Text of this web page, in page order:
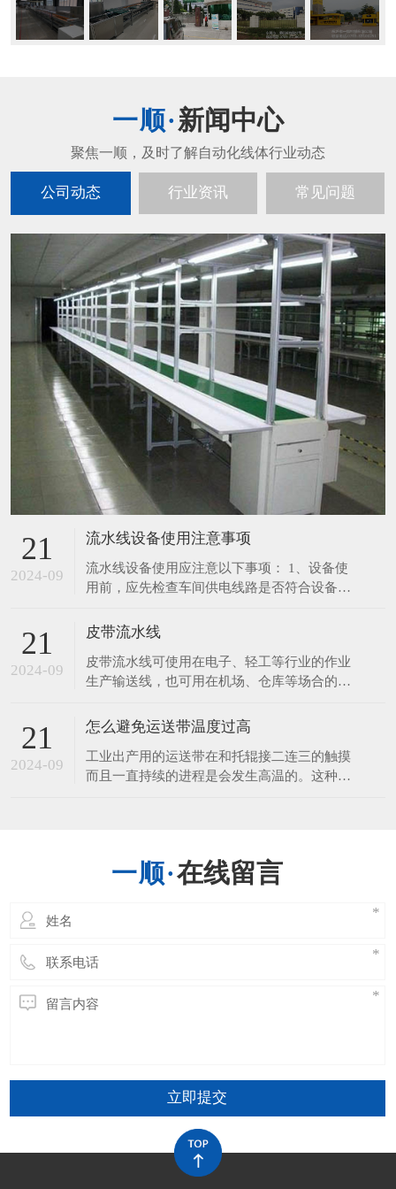
新闻中心
公司动态 行业资讯 常见问题
21
2024-09
流水线设备使用注意事项
流水线设备使用应注意以下事项： 1、设备使
用前，应先检查车间供电线路是否符合设备所
规定的相符。 2、定期检查各导线接通部份，
期检查各零部件的装配是否良好，紧固件有无
松动现象，机体内部有无其它异物声响。 4、
21
2024-09
皮带流水线
皮带流水线可使用在电子、轻工等行业的作业
生产输送线，也可用在机场、仓库等场合的物
户指定生产。 采用无级调速装置，输送速度
0.5～12m/min.可按客户指定调速范围生产。
生产用皮带线有长条工作台和独立工作台,线
体标准配置有置物台,照明,插座,工艺看板,
21
2024-09
怎么避免运送带温度过高
工业出产用的运送带在和托辊接二连三的触摸
而且一直持续的进程是会发生高温的。这种较
的，环境的不一样也有限制，运送带在开阔的
在线留言
立即提交